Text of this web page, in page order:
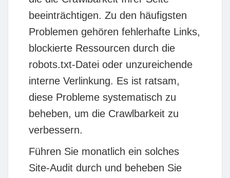
beeinträchtigen. Zu den häufigsten
Problemen gehören fehlerhafte Links,
blockierte Ressourcen durch die
robots.txt-Datei oder unzureichende
interne Verlinkung. Es ist ratsam,
diese Probleme systematisch zu
beheben, um die Crawlbarkeit zu
verbessern.
Führen Sie monatlich ein solches
Site-Audit durch und beheben Sie